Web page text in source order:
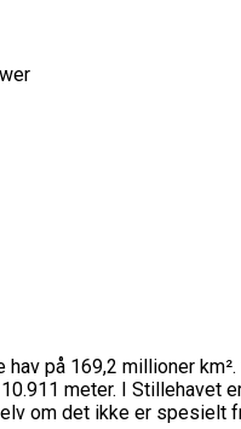
på 169,2 millioner
meter. I Stillehavet
om det ikke er spesielt